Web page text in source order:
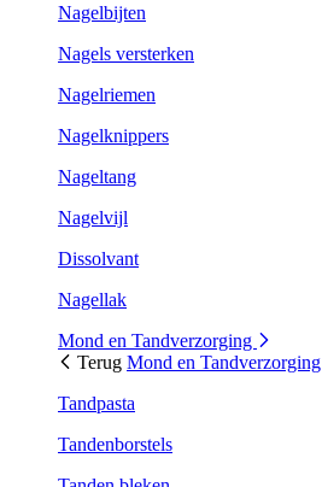
Nagelbijten
Nagels versterken
Nagelriemen
Nagelknippers
Nageltang
Nagelvijl
Dissolvant
Nagellak
Mond en Tandverzorging
Terug Mond en Tandverzorging
Tandpasta
Tandenborstels